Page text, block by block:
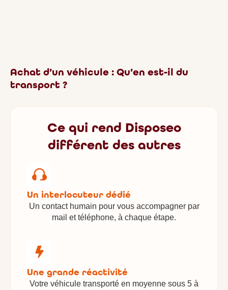
Achat d’un véhicule : Qu’en est-il du
transport ?
Ce qui rend Disposeo
différent des autres
Un interlocuteur dédié
Un contact humain pour vous accompagner par
mail et téléphone, à chaque étape.
Une grande réactivité
Votre véhicule transporté en moyenne sous 5 à